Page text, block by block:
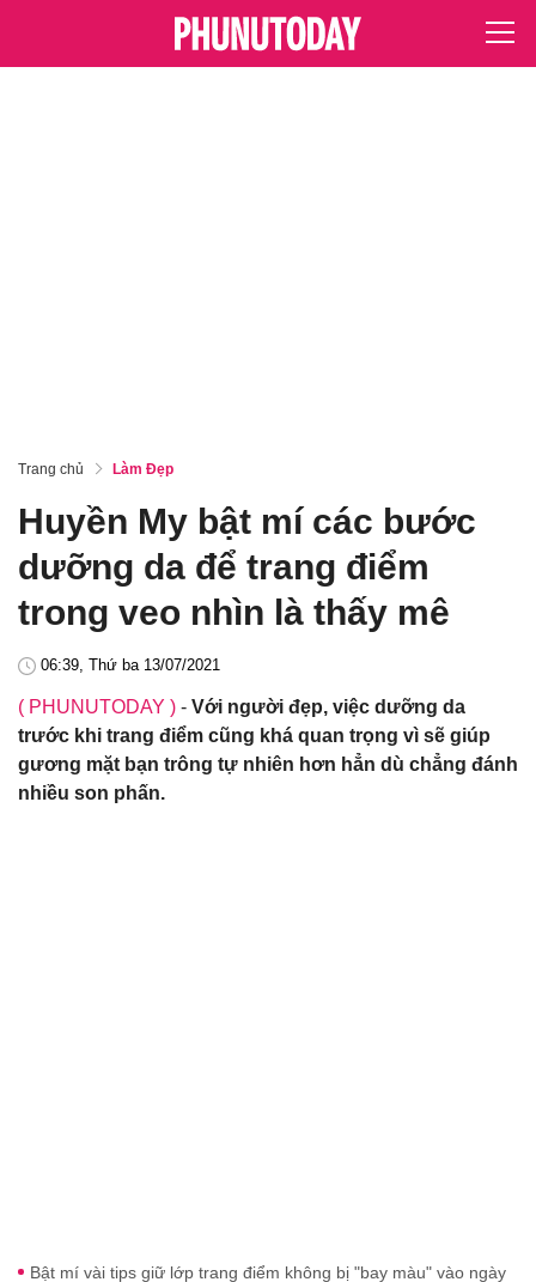
Trang chủ Làm Đẹp
Huyền My bật mí các bước
dưỡng da để trang điểm
trong veo nhìn là thấy mê
06:39, Thứ ba 13/07/2021
( PHUNUTODAY ) - Với người đẹp, việc dưỡng da
trước khi trang điểm cũng khá quan trọng vì sẽ giúp
gương mặt bạn trông tự nhiên hơn hẳn dù chẳng đánh
nhiều son phấn.
Bật mí vài tips giữ lớp trang điểm không bị "bay màu" vào ngày